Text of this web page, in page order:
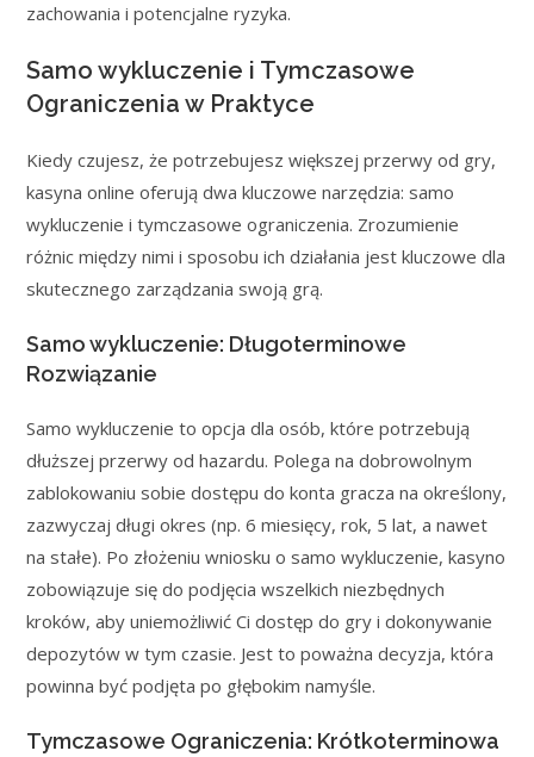
zachowania i potencjalne ryzyka.
Samo wykluczenie i Tymczasowe
Ograniczenia w Praktyce
Kiedy czujesz, że potrzebujesz większej przerwy od gry,
kasyna online oferują dwa kluczowe narzędzia: samo
wykluczenie i tymczasowe ograniczenia. Zrozumienie
różnic między nimi i sposobu ich działania jest kluczowe dla
skutecznego zarządzania swoją grą.
Samo wykluczenie: Długoterminowe
Rozwiązanie
Samo wykluczenie to opcja dla osób, które potrzebują
dłuższej przerwy od hazardu. Polega na dobrowolnym
zablokowaniu sobie dostępu do konta gracza na określony,
zazwyczaj długi okres (np. 6 miesięcy, rok, 5 lat, a nawet
na stałe). Po złożeniu wniosku o samo wykluczenie, kasyno
zobowiązuje się do podjęcia wszelkich niezbędnych
kroków, aby uniemożliwić Ci dostęp do gry i dokonywanie
depozytów w tym czasie. Jest to poważna decyzja, która
powinna być podjęta po głębokim namyśle.
Tymczasowe Ograniczenia: Krótkoterminowa